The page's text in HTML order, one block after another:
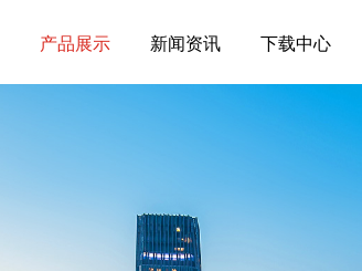
产品展示 新闻资讯 下载中心